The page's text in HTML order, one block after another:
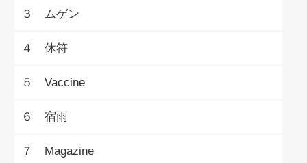
３ ムゲン
４ 休符
５ Vaccine
６ 宿雨
７ Magazine